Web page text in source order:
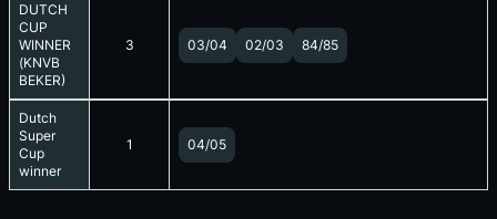
DUTCH
CUP
WINNER
(KNVB
BEKER)
3 03/04 02/03 84/85
Dutch
Super
Cup
winner
1 04/05